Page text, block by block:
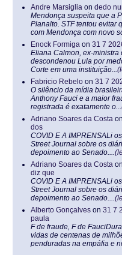
Andre Marsiglia on dedo
Mendonça suspeita que a
Planalto. STF tentou evitar
com Mendonça com novo
Enock Formiga on 31 7
Eliana Calmon, ex-ministra
descondenou Lula por
Corte em uma instituição...
Fabricio Rebelo on 31 7
O silêncio da mídia
Anthony Fauci e a maior
registrada é exatamente o...
Adriano Soares da Costa on
dos
COVID E A IMPRENSALi
Street Journal sobre os
depoimento ao Senado....
Adriano Soares da Costa on
diz que
COVID E A IMPRENSALi
Street Journal sobre os
depoimento ao Senado....
Alberto Gonçalves on 31 7
paula
F de fraude, F de
vidas de centenas de
penduradas na empáfia e